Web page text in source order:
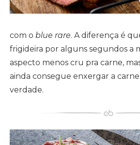
com o blue rare. A diferença é
frigideira por alguns segundos a
aspecto menos cru pra carne,
ainda consegue enxergar a
verdade.